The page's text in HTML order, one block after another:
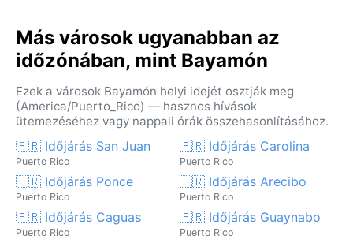
Más városok ugyanabban az
időzónában, mint Bayamón
Ezek a városok Bayamón helyi idejét osztják meg
(America/Puerto_Rico) — hasznos hívások
ütemezéséhez vagy nappali órák összehasonlításához.
🇵🇷 Időjárás San Juan
Puerto Rico
🇵🇷 Időjárás Carolina
Puerto Rico
🇵🇷 Időjárás Ponce
Puerto Rico
🇵🇷 Időjárás Arecibo
Puerto Rico
🇵🇷 Időjárás Caguas
Puerto Rico
🇵🇷 Időjárás Guaynabo
Puerto Rico